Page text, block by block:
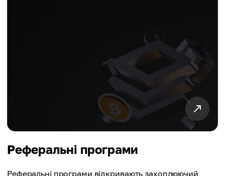
Реферальні програми
Реферальні програми відкривають захоплюючий